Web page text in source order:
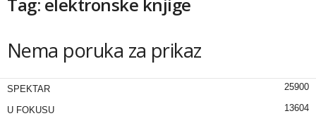
Nema poruka za prikaz
SPEKTAR 25900
U FOKUSU 13604